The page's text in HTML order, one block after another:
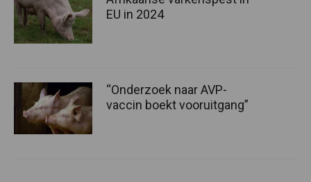
EU in 2024
“Onderzoek naar AVP-
vaccin boekt vooruitgang”